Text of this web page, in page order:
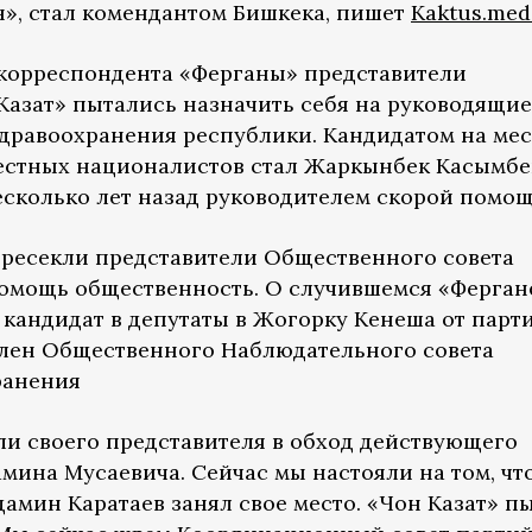
стал комендантом Бишкека, пишет
«Ферганы» представители
пытались назначить себя на руководящие
республики. Кандидатом на
националистов стал Жаркынбек
лет назад руководителем скорой
представители Общественного совета
общественность. О случившемся
в депутаты в Жогорку Кенеша от
Общественного Наблюдательного совета
своего представителя в обход действующего
Мусаевича. Сейчас мы настояли на том,
Каратаев занял свое место. «Чон Казат»